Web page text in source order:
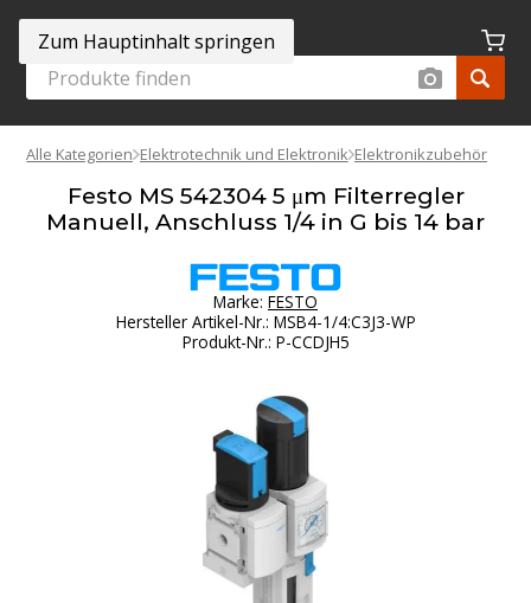
Zum Hauptinhalt springen
Alle Kategorien Elektrotechnik und Elektronik Elektronikzubehör
Festo MS 542304 5 μm Filterregler
Manuell, Anschluss 1/4 in G bis 14 bar
Marke: FESTO
Hersteller Artikel-Nr.: MSB4-1/4:C3J3-WP
Produkt-Nr.: P-CCDJH5